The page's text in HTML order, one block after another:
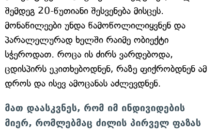
შემდეგ 20-წუთიანი შესვენება მისცეს.
მონაწილეები უნდა წამოწოლილიყვნენ და
პარალელურად ხელში რაიმე ობიექტი
სჭეროდათ. როცა ის ძირს ვარდებოდა,
ცდისპირს ეკითხებოდნენ, რაზე ფიქრობდნენ ამ
დროს და ისევ ამოცანას აძლევდნენ.
მათ დაასკვნეს, რომ იმ ინდივიდების
მიერ, რომლებმაც ძილის პირველ ფაზას